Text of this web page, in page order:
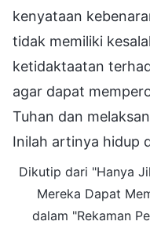
kenyataan
tidak memiliki
ketidaktaatan
agar dapat
Tuhan dan
Inilah artinya hidup
Dikutip dari "Hanya
Mereka Dapat
dalam "Rekaman